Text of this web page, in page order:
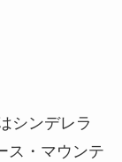
シンデレラ
ス・マウンテ